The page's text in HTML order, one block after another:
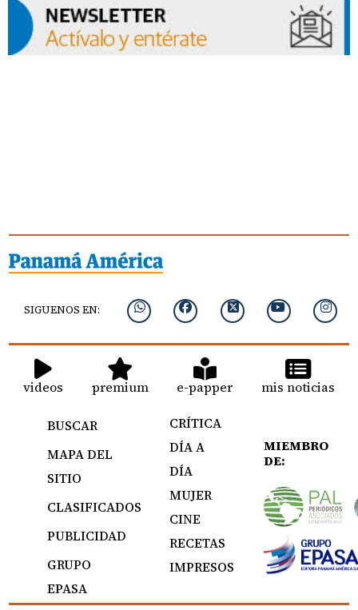
SIGUENOS EN:
videos premium e-papper mis noticias
BUSCAR
MAPA DEL
SITIO
CLASIFICADOS
PUBLICIDAD
GRUPO
EPASA
CRÍTICA
DÍA A
DÍA
MUJER
CINE
RECETAS
IMPRESOS
MIEMBRO
DE: